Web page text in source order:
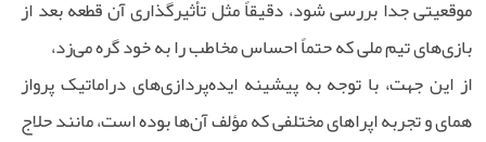
موقعیتی جدا بررسی شود، دقیقاً مثل تأثیرگذاری آن قطعه بعد از
بازی‌های تیم ملی که حتماً احساس مخاطب را به خود گره می‌زد،
از این جهت، با توجه به پیشینه ایده‌پردازی‌های دراماتیک پرواز
همای و تجربه اپراهای مختلفی که مؤلف آن‌ها بوده است، مانند حلاج